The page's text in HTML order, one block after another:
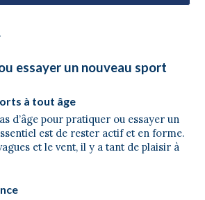
essayer un nouveau sport
à tout âge
d’âge pour pratiquer ou essayer un
est de rester actif et en forme.
et le vent, il y a tant de plaisir à